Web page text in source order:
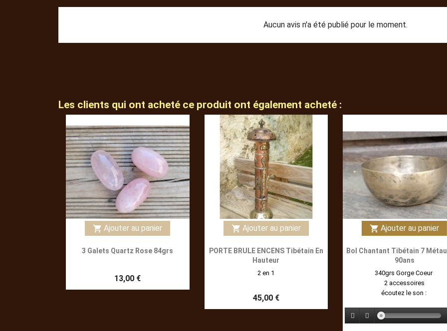
Aucun avis n'a été publié pour le moment.
Les clients qui ont acheté ce produit ont également acheté :
shopping_cart Ajouter au panier
3 Galets Quartz Rose 84grs
13,00 €
shopping_cart Ajouter au panier
PORTE BRULE ENCENS Tibétain En
Hauteur
2 en 1
45,00 €
shopping_cart Ajouter au panier
Bol Chantant Tibétain 7
90ans
340grs Gorge Coeur
2 accessoires
écoutez le son :